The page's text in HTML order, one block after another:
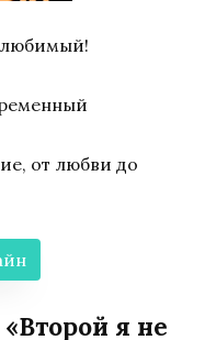
любимый!
от любви до
я не